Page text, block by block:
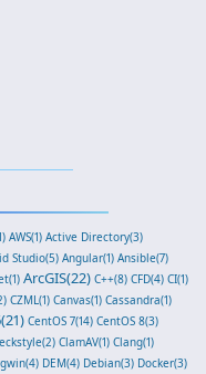
AWS(1) Active Directory(3)
Studio(5) Angular(1) Ansible(7)
ArcGIS(22) C++(8) CFD(4) CI(1)
CZML(1) Canvas(1) Cassandra(1)
CentOS 7(14) CentOS 8(3)
ClamAV(1) Clang(1)
DEM(4) Debian(3) Docker(3)